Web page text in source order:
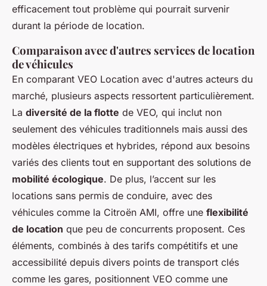
efficacement tout problème qui pourrait survenir
durant la période de location.
Comparaison avec d'autres services de location
de véhicules
En comparant VEO Location avec d'autres acteurs du
marché, plusieurs aspects ressortent particulièrement.
La diversité de la flotte de VEO, qui inclut non
seulement des véhicules traditionnels mais aussi des
modèles électriques et hybrides, répond aux besoins
variés des clients tout en supportant des solutions de
mobilité écologique. De plus, l’accent sur les
locations sans permis de conduire, avec des
véhicules comme la Citroën AMI, offre une flexibilité
de location que peu de concurrents proposent. Ces
éléments, combinés à des tarifs compétitifs et une
accessibilité depuis divers points de transport clés
comme les gares, positionnent VEO comme une